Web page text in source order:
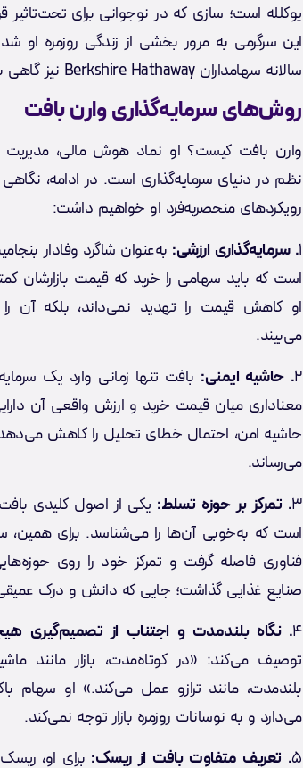
یوکلله است؛ سازی که در نوجوانی برای تحت‌تاثیر
این سرگرمی به مرور بخشی از زندگی روزمره او
سالانه سهامداران Berkshire Hathaway نیز گاهی با یوکلله‌اش اجرا دارد.
روش‌های سرمایه‌گذاری وارن بافت
وارن بافت کیست؟ او نماد هوش مالی،
نظم در دنیای سرمایه‌گذاری است. در ادامه،
رویکردهای منحصر‌به‌فرد او خواهیم داشت:
۱. سرمایه‌گذاری ارزشی: به‌عنوان شاگرد وفادار
است که باید سهامی را خرید که قیمت بازارشان
او کاهش قیمت را تهدید نمی‌داند، بلکه آن
می‌بیند.
۲. حاشیه ایمنی: بافت تنها زمانی وارد یک
معناداری میان قیمت خرید و ارزش واقعی آن
حاشیه امن، احتمال خطای تحلیل را کاهش
می‌رساند.
۳. تمرکز بر حوزه تسلط: یکی از اصول کلیدی
است که به‌خوبی آن‌ها را می‌شناسد. برای
فناوری فاصله گرفت و تمرکز خود را روی
صنایع غذایی گذاشت؛ جایی که دانش و درک
۴. نگاه بلندمدت و اجتناب از تصمیم‌گیری
توصیف می‌کند: «در کوتاه‌مدت، بازار مانند
بلندمدت، مانند ترازو عمل می‌کند.» او سهام
می‌دارد و به نوسانات روزمره بازار توجه نمی‌کند.
۵. تعریف متفاوت بافت از ریسک: برای او،